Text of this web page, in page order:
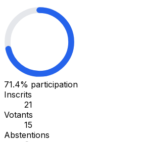
71.4% participation
Inscrits
21
Votants
15
Abstentions